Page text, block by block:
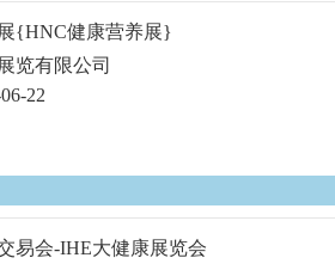
{HNC健康营养展}
览有限公司
22
易会-IHE大健康展览会